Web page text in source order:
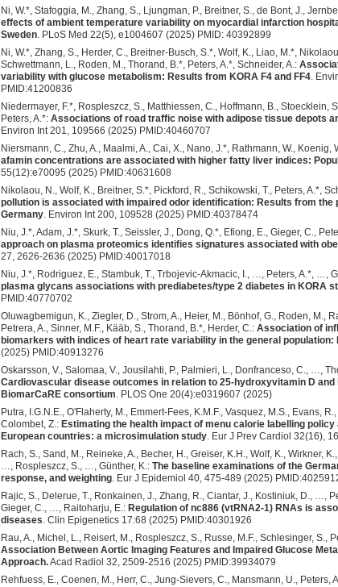
Ni, W.*, Stafoggia, M., Zhang, S., Ljungman, P., Breitner, S., de Bont, J.,
effects of ambient temperature variability on myocardial infarction
Sweden. PLoS Med 22(5), e1004607 (2025) PMID: 40392899
Ni, W.*, Zhang, S., Herder, C., Breitner-Busch, S.*, Wolf, K., Liao, M.*,
Schwettmann, L., Roden, M., Thorand, B.*, Peters, A.*, Schneider, A.:
variability with glucose metabolism: Results from KORA F4 and FF4.
PMID:41200836
Niedermayer, F.*, Rospleszcz, S., Matthiessen, C., Hoffmann, B., Stoecklein,
Peters, A.*: Associations of road traffic noise with adipose tissue depots
Environ Int 201, 109566 (2025) PMID:40460707
Niersmann, C., Zhu, A., Maalmi, A., Cai, X., Nano, J.*, Rathmann, W.,
afamin concentrations are associated with higher fatty liver indices:
55(12):e70095 (2025) PMID:40631608
Nikolaou, N., Wolf, K., Breitner, S.*, Pickford, R., Schikowski, T., Peters, A.*,
pollution is associated with impaired odor identification: Results from the
Germany. Environ Int 200, 109528 (2025) PMID:40378474
Niu, J.*, Adam, J.*, Skurk, T., Seissler, J., Dong, Q.*, Efiong, E., Gieger, C.,
approach on plasma proteomics identifies signatures associated with
27, 2626-2636 (2025) PMID:40017018
Niu, J.*, Rodriguez, E., Stambuk, T., Trbojevic-Akmacic, I., …, Peters, A.*, …,
plasma glycans associations with prediabetes/type 2 diabetes in KORA
PMID:40770702
Oluwagbemigun, K., Ziegler, D., Strom, A., Heier, M., Bönhof, G., Roden, M.,
Petrera, A., Sinner, M.F., Kääb, S., Thorand, B.*, Herder, C.: Association of
biomarkers with indices of heart rate variability in the general population:
(2025) PMID:40913276
Oskarsson, V., Salomaa, V., Jousilahti, P., Palmieri, L., Donfranceso, C., …,
Cardiovascular disease outcomes in relation to 25-hydroxyvitamin D
BiomarCaRE consortium. PLOS One 20(4):e0319607 (2025)
Putra, I.G.N.E., O'Flaherty, M., Emmert-Fees, K.M.F., Vasquez, M.S., Evans,
Colombet, Z.: Estimating the health impact of menu calorie labelling
European countries: a microsimulation study. Eur J Prev Cardiol 32(16),
Rach, S., Sand, M., Reineke, A., Becher, H., Greiser, K.H., Wolf, K., Wirkner,
…, Rospleszcz, S., …, Günther, K.: The baseline examinations of the
response, and weighting. Eur J Epidemiol 40, 475-489 (2025)
Rajic, S., Delerue, T., Ronkainen, J., Zhang, R., Ciantar, J., Kostiniuk, D., …,
Gieger, C., …, Raitoharju, E.: Regulation of nc886 (vtRNA2-1) RNAs is
diseases. Clin Epigenetics 17:68 (2025) PMID:40301926
Rau, A., Michel, L., Reisert, M., Rospleszcz, S., Russe, M.F., Schlesinger, S.,
Association Between Aortic Imaging Features and Impaired Glucose
Approach.Acad Radiol 32, 2509-2516 (2025) PMID:39934079
Rehfuess, E., Coenen, M., Herr, C., Jung-Sievers, C., Mansmann, U., Peters,